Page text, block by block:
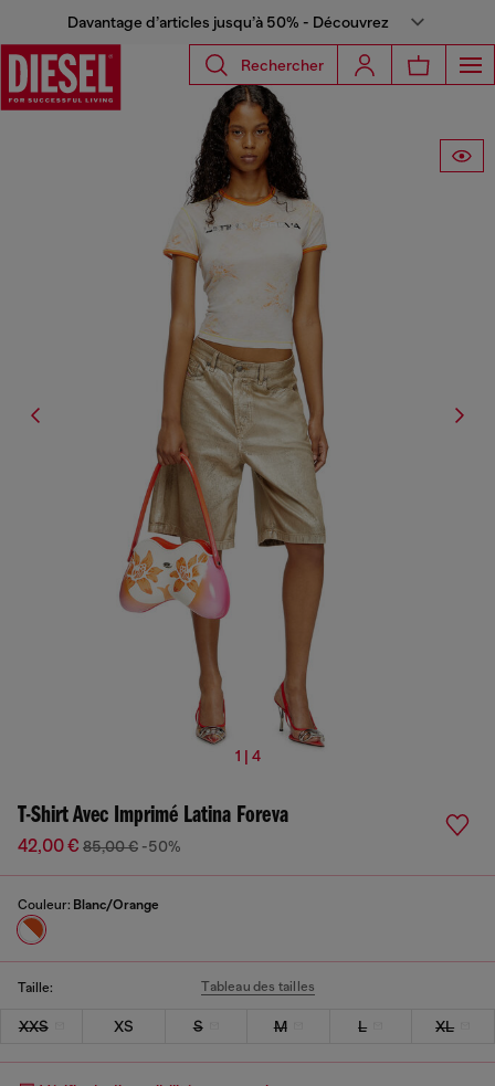
Davantage d’articles jusqu’à 50% - Découvrez
Rechercher
1 | 4
T-Shirt Avec Imprimé Latina Foreva
42,00 € 85,00 € -50%
Couleur: Blanc/Orange
Taille: Tableau des tailles
XXS XS S M L XL